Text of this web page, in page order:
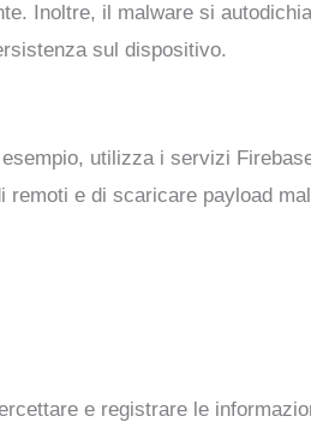
Inoltre, il malware si
sul dispositivo.
utilizza i servizi
remoti e di scaricare payload
e registrare le